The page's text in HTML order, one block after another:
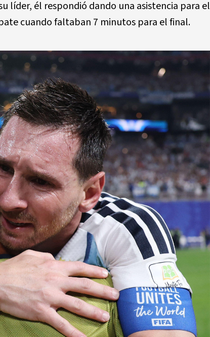
líder, él respondió dando una asistencia para el
cuando faltaban 7 minutos para el final.